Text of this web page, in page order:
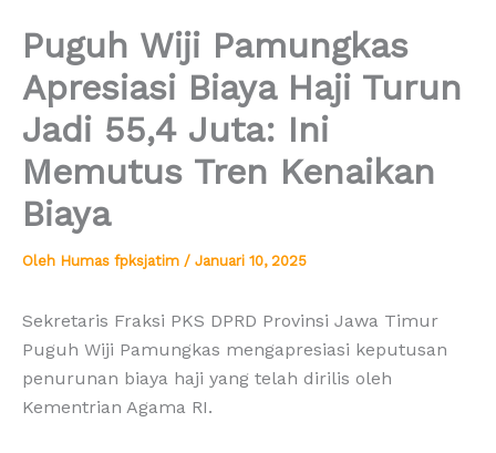
Puguh Wiji Pamungkas
Apresiasi Biaya Haji Turun
Jadi 55,4 Juta: Ini
Memutus Tren Kenaikan
Biaya
Oleh Humas fpksjatim / Januari 10, 2025
Sekretaris Fraksi PKS DPRD Provinsi Jawa Timur
Puguh Wiji Pamungkas mengapresiasi keputusan
penurunan biaya haji yang telah dirilis oleh
Kementrian Agama RI.